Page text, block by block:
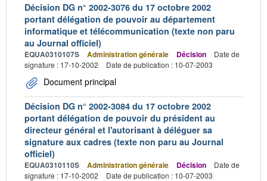
Décision DG n° 2002-3076 du 17 octobre 2002
portant délégation de pouvoir au département
informatique et télécommunication (texte non paru
au Journal officiel)
EQUA0310107S Administration générale Décision
Date de
signature : 17-10-2002
Date de publication : 10-07-2003
Document principal
Décision DG n° 2002-3084 du 17 octobre 2002
portant délégation de pouvoir du président au
directeur général et l'autorisant à déléguer sa
signature aux cadres (texte non paru au Journal
officiel)
EQUA0310110S Administration générale Décision
Date de
signature : 17-10-2002
Date de publication : 10-07-2003